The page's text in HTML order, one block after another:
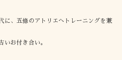
に、五條のアトリエへトレーニングを兼
いお付き合い。